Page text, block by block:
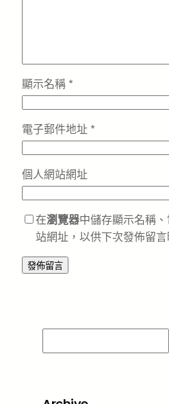
顯示名稱 *
電子郵件地址 *
個人網站網址
在瀏覽器中儲存顯示名稱
站網址，以供下次發佈留言
e